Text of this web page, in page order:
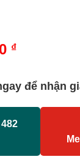
₫.
₫Giá
tại
là:
10,000 ₫.
để nhận